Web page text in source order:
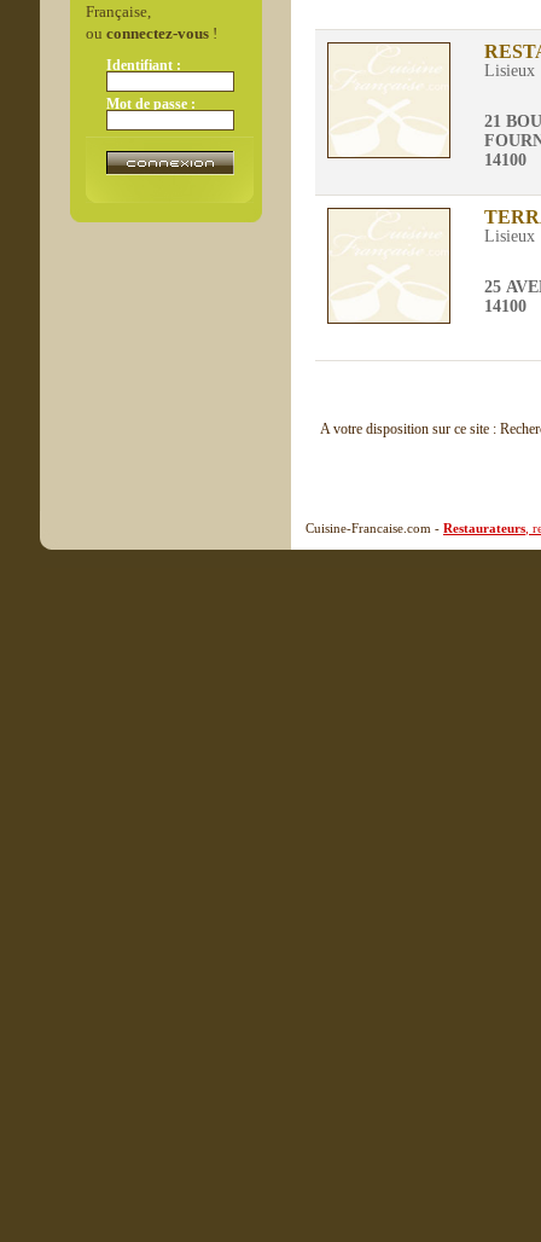
Française,
ou connectez-vous!
Identifiant :
Mot de passe :
Lisieux
21
14100
Lisieux
25
14100
A votre disposition sur ce site :
Cuisine-Francaise.com - Restaurateurs ,